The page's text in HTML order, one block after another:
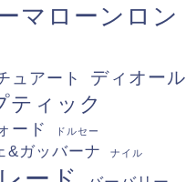
マローンロン
ュアート ディオール
ティック
ード ドルセー
&ガッバーナ ナイル